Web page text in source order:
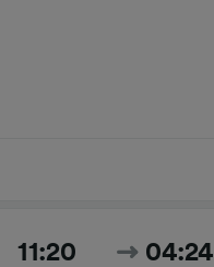
11:20 04:24